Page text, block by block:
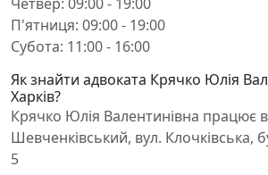
П'ятниця: 09:00 - 19:00
Субота: 11:00 - 16:00
Як знайти адвоката Крячко Юлія
Харків?
Крячко Юлія Валентинівна працює в
Шевченківський, вул. Клочківська,
5